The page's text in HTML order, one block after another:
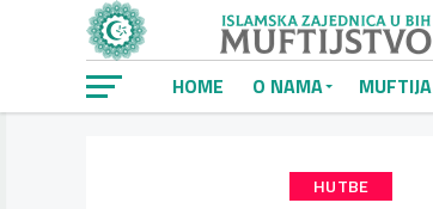
HOME O NAMA MUFTIJA
HUTBE